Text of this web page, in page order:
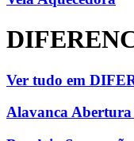
Ver tudo em
Alavanca